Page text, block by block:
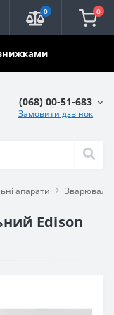
знижками
0 0
(068) 00-51-683
Замовити дзвінок
апарати
Edison